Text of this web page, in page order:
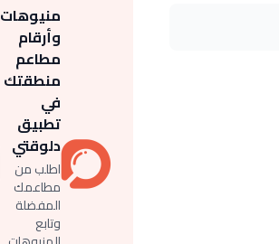
منيوهات
وأرقام
مطاعم
منطقتك
في
تطبيق
دلوقتي
اطلب من
مطاعمك
المفضلة
وتابع